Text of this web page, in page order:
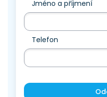
Jméno a příjmení
Telefon